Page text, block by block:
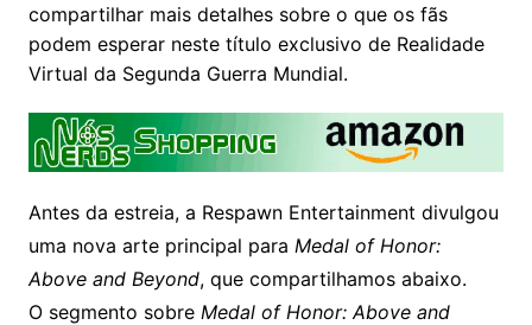
compartilhar mais detalhes sobre o que os fãs
podem esperar neste título exclusivo de Realidade
Virtual da Segunda Guerra Mundial.
Antes da estreia, a Respawn Entertainment divulgou
uma nova arte principal para Medal of Honor:
Above and Beyond, que compartilhamos abaixo.
O segmento sobre Medal of Honor: Above and